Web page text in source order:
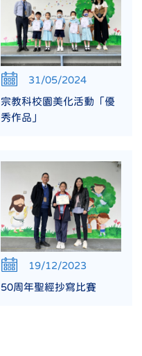
31/05/2024
宗教科校園美化活動「優
秀作品」
19/12/2023
50周年聖經抄寫比賽